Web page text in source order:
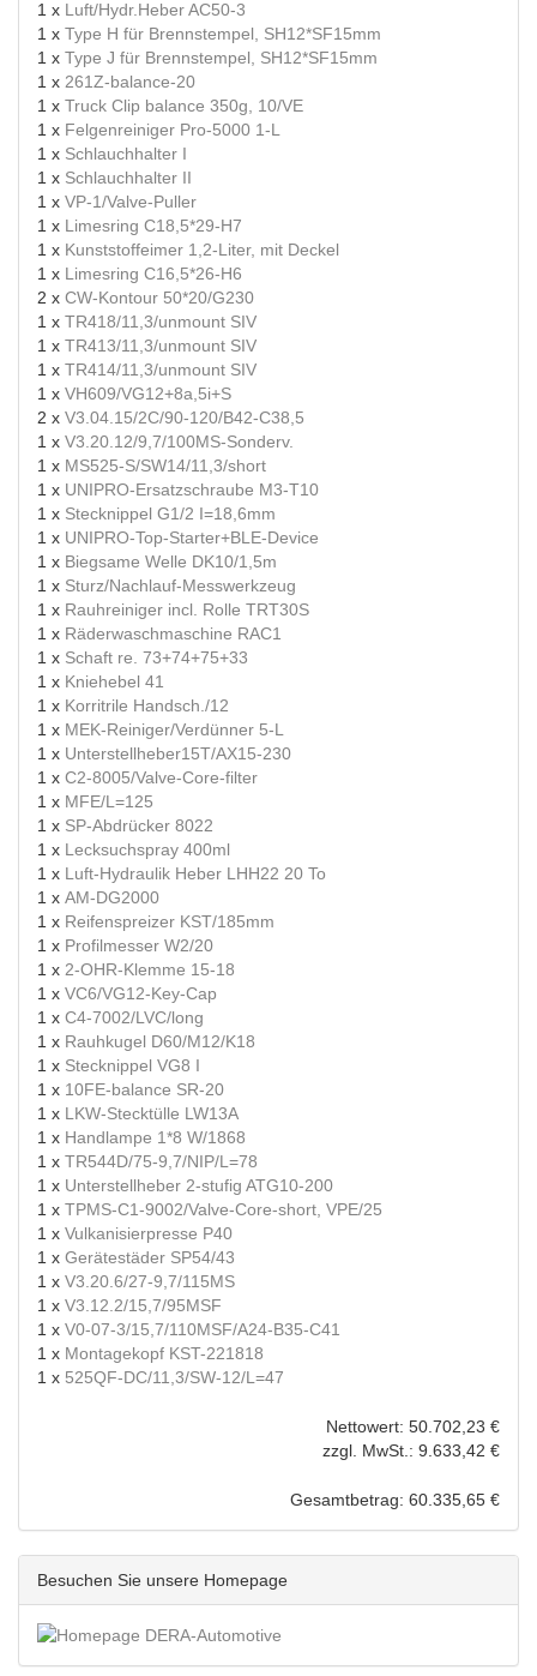
1 x Luft/Hydr.Heber AC50-3
1 x Type H für Brennstempel, SH12*SF15mm
1 x Type J für Brennstempel, SH12*SF15mm
1 x 261Z-balance-20
1 x Truck Clip balance 350g, 10/VE
1 x Felgenreiniger Pro-5000 1-L
1 x Schlauchhalter I
1 x Schlauchhalter II
1 x VP-1/Valve-Puller
1 x Limesring C18,5*29-H7
1 x Kunststoffeimer 1,2-Liter, mit Deckel
1 x Limesring C16,5*26-H6
2 x CW-Kontour 50*20/G230
1 x TR418/11,3/unmount SIV
1 x TR413/11,3/unmount SIV
1 x TR414/11,3/unmount SIV
1 x VH609/VG12+8a,5i+S
2 x V3.04.15/2C/90-120/B42-C38,5
1 x V3.20.12/9,7/100MS-Sonderv.
1 x MS525-S/SW14/11,3/short
1 x UNIPRO-Ersatzschraube M3-T10
1 x Stecknippel G1/2 I=18,6mm
1 x UNIPRO-Top-Starter+BLE-Device
1 x Biegsame Welle DK10/1,5m
1 x Sturz/Nachlauf-Messwerkzeug
1 x Rauhreiniger incl. Rolle TRT30S
1 x Räderwaschmaschine RAC1
1 x Schaft re. 73+74+75+33
1 x Kniehebel 41
1 x Korritrile Handsch./12
1 x MEK-Reiniger/Verdünner 5-L
1 x Unterstellheber15T/AX15-230
1 x C2-8005/Valve-Core-filter
1 x MFE/L=125
1 x SP-Abdrücker 8022
1 x Lecksuchspray 400ml
1 x Luft-Hydraulik Heber LHH22 20 To
1 x AM-DG2000
1 x Reifenspreizer KST/185mm
1 x Profilmesser W2/20
1 x 2-OHR-Klemme 15-18
1 x VC6/VG12-Key-Cap
1 x C4-7002/LVC/long
1 x Rauhkugel D60/M12/K18
1 x Stecknippel VG8 I
1 x 10FE-balance SR-20
1 x LKW-Stecktülle LW13A
1 x Handlampe 1*8 W/1868
1 x TR544D/75-9,7/NIP/L=78
1 x Unterstellheber 2-stufig ATG10-200
1 x TPMS-C1-9002/Valve-Core-short, VPE/25
1 x Vulkanisierpresse P40
1 x Gerätestäder SP54/43
1 x V3.20.6/27-9,7/115MS
1 x V3.12.2/15,7/95MSF
1 x V0-07-3/15,7/110MSF/A24-B35-C41
1 x Montagekopf KST-221818
1 x 525QF-DC/11,3/SW-12/L=47
Nettowert: 50.702,23 €
zzgl. MwSt.: 9.633,42 €
Gesamtbetrag: 60.335,65 €
Besuchen Sie unsere Homepage